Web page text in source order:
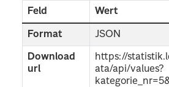
Feld Wert
Format JSON
Download
url
https://
ata/api/values?